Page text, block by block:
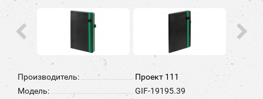
Производитель:
Проект 111
Модель:
GIF-19195.39